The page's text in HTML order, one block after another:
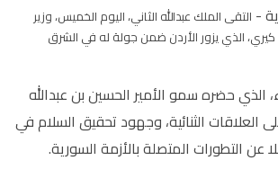
- التقى الملك عبدالله الثاني، اليوم الخميس، وزير
كيري، الذي يزور الأردن ضمن جولة له في الشرق
الذي حضره سمو الأمير الحسين بن عبدالله
العلاقات الثنائية، وجهود تحقيق السلام في
التطورات المتصلة بالأزمة السورية.